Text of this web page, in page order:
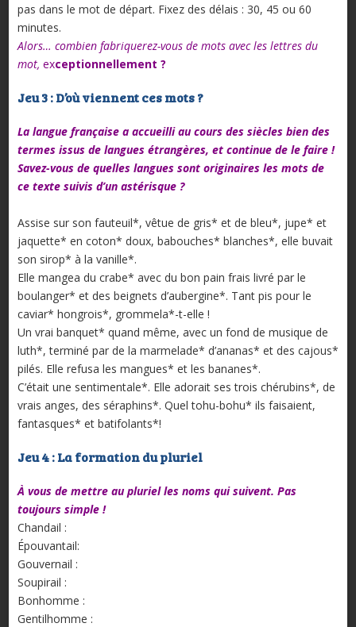
pas dans le mot de départ. Fixez des délais : 30, 45 ou 60
minutes.
Alors… combien fabriquerez-vous de mots avec les lettres du
mot, exceptionnellement ?
Jeu 3 : D’où viennent ces mots ?
La langue française a accueilli au cours des siècles bien des
termes issus de langues étrangères, et continue de le faire !
Savez-vous de quelles langues sont originaires les mots de
ce texte suivis d’un astérisque ?
Assise sur son fauteuil*, vêtue de gris* et de bleu*, jupe* et
jaquette* en coton* doux, babouches* blanches*, elle buvait
son sirop* à la vanille*.
Elle mangea du crabe* avec du bon pain frais livré par le
boulanger* et des beignets d’aubergine*. Tant pis pour le
caviar* hongrois*, grommela*-t-elle !
Un vrai banquet* quand même, avec un fond de musique de
luth*, terminé par de la marmelade* d’ananas* et des cajous*
pilés. Elle refusa les mangues* et les bananes*.
C’était une sentimentale*. Elle adorait ses trois chérubins*, de
vrais anges, des séraphins*. Quel tohu-bohu* ils faisaient,
fantasques* et batifolants*!
Jeu 4 : La formation du pluriel
À vous de mettre au pluriel les noms qui suivent. Pas
toujours simple !
Chandail :
Épouvantail:
Gouvernail :
Soupirail :
Bonhomme :
Gentilhomme :